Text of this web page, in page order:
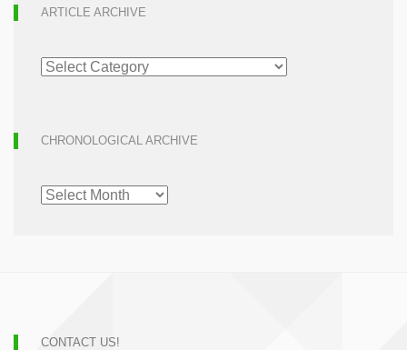
ARTICLE ARCHIVE
ARTICLE
ARCHIVE
CHRONOLOGICAL ARCHIVE
CHRONOLOGICAL
ARCHIVE
CONTACT US!